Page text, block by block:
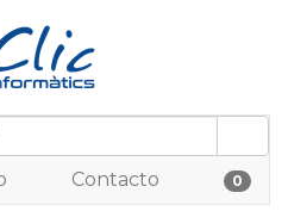
Contacto 0